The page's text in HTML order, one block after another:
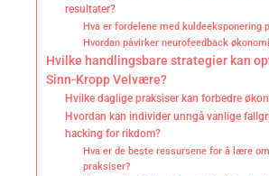
resultater?
Hva er fordelene med kuldeeksponering
Hvordan påvirker neurofeedback
Hvilke handlingsbare strategier kan
Sinn-Kropp Velvære?
Hvilke daglige praksiser kan forbedre
Hvordan kan individer unngå vanlige
hacking for rikdom?
Hva er de beste ressursene for å lære
praksiser?